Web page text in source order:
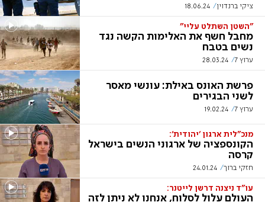
ציקי ברנדוין 18.06.24
"השטן השתלט עליי"
מחבל חשף את האלימות הקשה נגד
נשים בטבח
ערוץ 7 28.03.24
פרשת האונס באילת: עונשי מאסר
לשני הבגירים
ערוץ 7 19.02.24
מנכ"לית ארגון 'יהודית':
הקונספציה של ארגוני הנשים בישראל
קרסה
חזקי ברוך 24.01.24
עו”ד ניצנה דרשן לייטנר:
העולם עלול לסלוח, אנחנו לא ניתן לזה